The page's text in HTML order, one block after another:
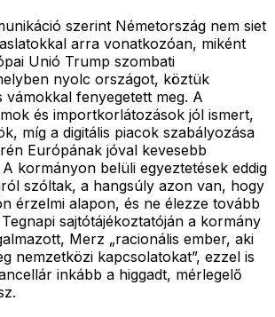
szerint Németország nem siet
arra vonatkozóan, miként
Unió Trump szombati
nyolc országot, köztük
vámokkal fenyegetett meg. A
és importkorlátozások jól ismert,
míg a digitális piacok szabályozása
Európának jóval kevesebb
kormányon belüli egyeztetések eddig
szóltak, a hangsúly azon van, hogy
érzelmi alapon, és ne élezze tovább
sajtótájékoztatóján a kormány
Merz „racionális ember, aki
nemzetközi kapcsolatokat”, ezzel is
inkább a higgadt, mérlegelő